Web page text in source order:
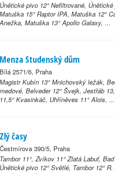
Únětické pivo 12° Nefiltrované,
Matuška 15° Raptor IPA, Matuška 12°
Anežka, Matuška 13° Apollo Galaxy, ...
Menza Studenský dům
Bílá 2571/6, Praha
Magistr Kubín 13° Mnichovský ležák,
medové, Belveder 12° Švejk, Jestřáb
11,5° Kvasinkáč, Uhříněves 11° Alois, ...
Zlý časy
Čestmírova 390/5, Praha
Tambor 11°, Zvíkov 11° Zlatá Labuť,
Únětické pivo 12° Světlé, Tambor 12°